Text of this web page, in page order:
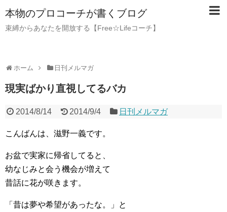
本物のプロコーチが書くブログ
束縛からあなたを開放する【Free☆Lifeコーチ】
ホーム 日刊メルマガ
現実ばかり直視してるバカ
2014/8/14 2014/9/4 日刊メルマガ
こんばんは、滋野一義です。
お盆で実家に帰省してると、
幼なじみと会う機会が増えて
昔話に花が咲きます。
「昔は夢や希望があったな。」と